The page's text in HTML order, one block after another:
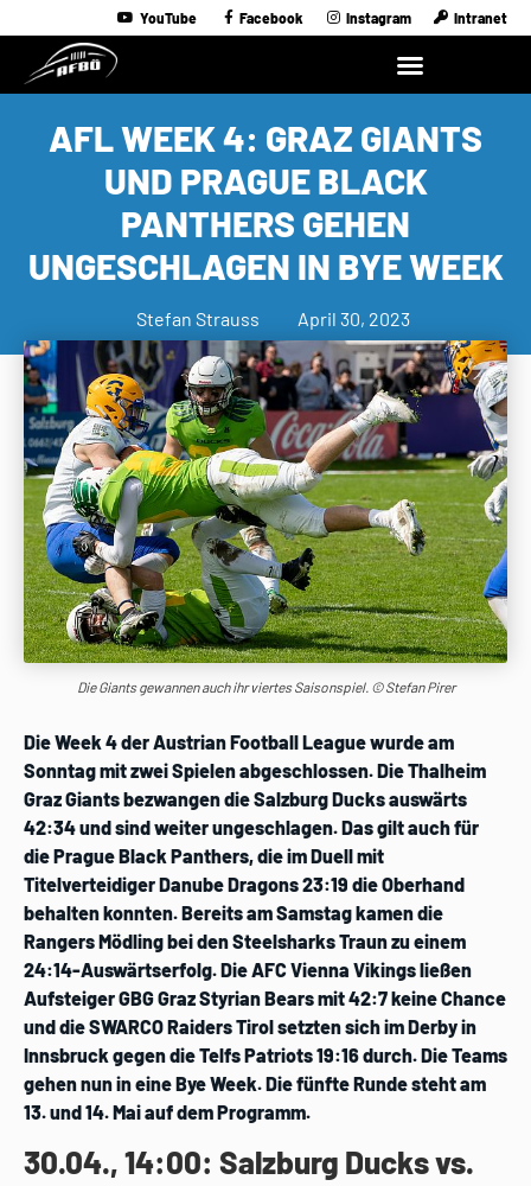
YouTube Facebook Instagram Intranet
AFL WEEK 4: GRAZ GIANTS
UND PRAGUE BLACK
PANTHERS GEHEN
UNGESCHLAGEN IN BYE WEEK
Stefan Strauss April 30, 2023
Die Giants gewannen auch ihr viertes Saisonspiel. © Stefan Pirer
Die Week 4 der Austrian Football League wurde am
Sonntag mit zwei Spielen abgeschlossen. Die Thalheim
Graz Giants bezwangen die Salzburg Ducks auswärts
42:34 und sind weiter ungeschlagen. Das gilt auch für
die Prague Black Panthers, die im Duell mit
Titelverteidiger Danube Dragons 23:19 die Oberhand
behalten konnten. Bereits am Samstag kamen die
Rangers Mödling bei den Steelsharks Traun zu einem
24:14-Auswärtserfolg. Die AFC Vienna Vikings ließen
Aufsteiger GBG Graz Styrian Bears mit 42:7 keine Chance
und die SWARCO Raiders Tirol setzten sich im Derby in
Innsbruck gegen die Telfs Patriots 19:16 durch. Die Teams
gehen nun in eine Bye Week. Die fünfte Runde steht am
13. und 14. Mai auf dem Programm.
30.04., 14:00: Salzburg Ducks vs.